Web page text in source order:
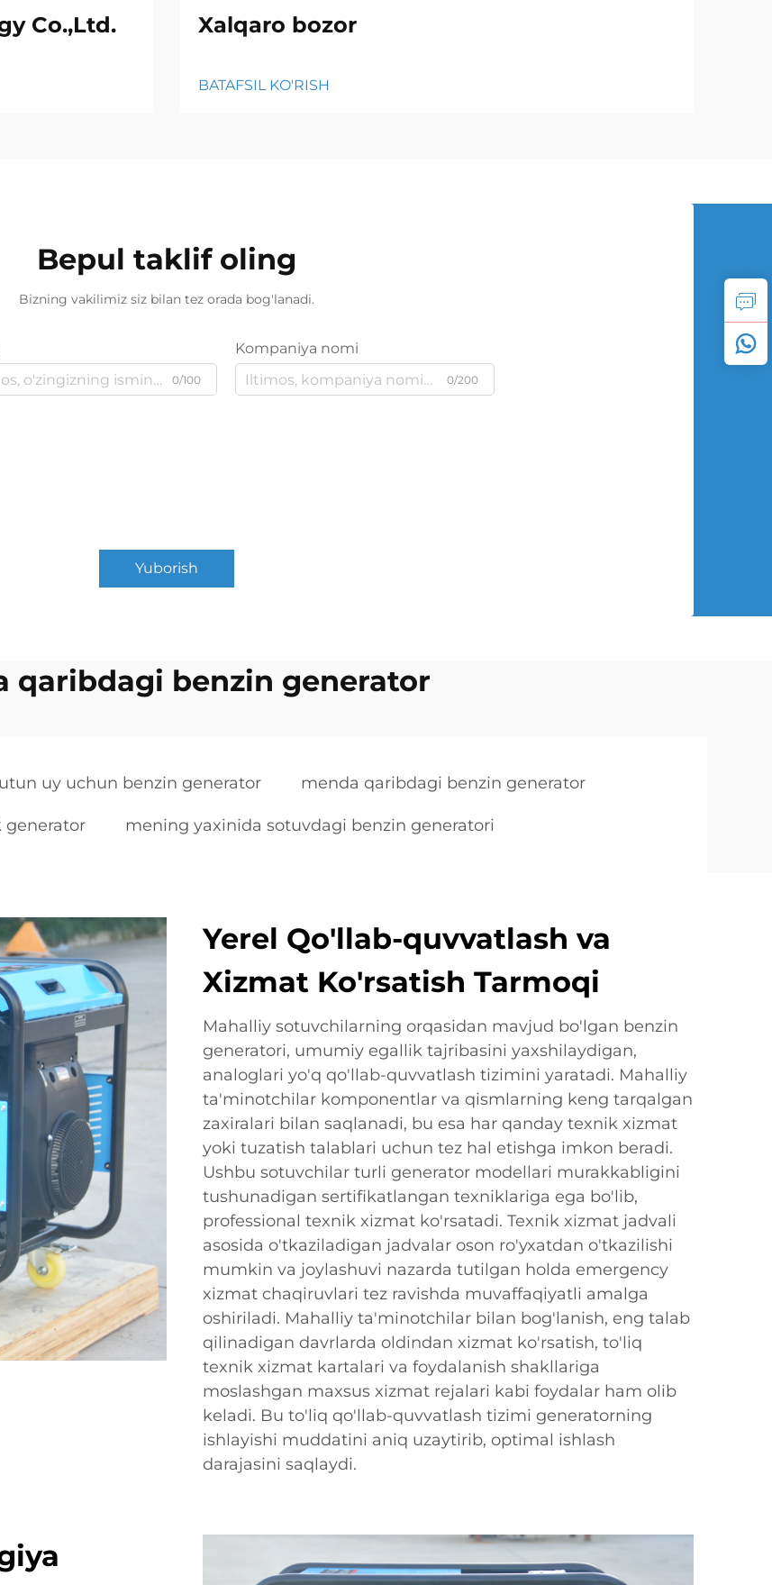
Co.,Ltd. Xalqaro bozor
BATAFSIL KO'RISH
Bepul taklif oling
Bizning vakilimiz siz bilan tez orada bog'lanadi.
0/100
Kompaniya nomi
0/200
Yuborish
qaribdagi benzin generator
uy uchun benzin generator menda qaribdagi benzin generator
generator mening yaxinida sotuvdagi benzin generatori
Yerel Qo'llab-quvvatlash va
Xizmat Ko'rsatish Tarmoqi
Mahalliy sotuvchilarning orqasidan mavjud bo'lgan benzin
generatori, umumiy egallik tajribasini yaxshilaydigan,
analoglari yo'q qo'llab-quvvatlash tizimini yaratadi. Mahalliy
ta'minotchilar komponentlar va qismlarning keng tarqalgan
zaxiralari bilan saqlanadi, bu esa har qanday texnik xizmat
yoki tuzatish talablari uchun tez hal etishga imkon beradi.
Ushbu sotuvchilar turli generator modellari murakkabligini
tushunadigan sertifikatlangan texniklariga ega bo'lib,
professional texnik xizmat ko'rsatadi. Texnik xizmat jadvali
asosida o'tkaziladigan jadvalar oson ro'yxatdan o'tkazilishi
mumkin va joylashuvi nazarda tutilgan holda emergency
xizmat chaqiruvlari tez ravishda muvaffaqiyatli amalga
oshiriladi. Mahalliy ta'minotchilar bilan bog'lanish, eng talab
qilinadigan davrlarda oldindan xizmat ko'rsatish, to'liq
texnik xizmat kartalari va foydalanish shakllariga
moslashgan maxsus xizmat rejalari kabi foydalar ham olib
keladi. Bu to'liq qo'llab-quvvatlash tizimi generatorning
ishlayishi muddatini aniq uzaytirib, optimal ishlash
darajasini saqlaydi.